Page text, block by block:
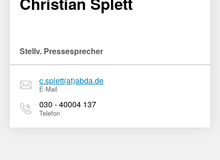
Stellv. Pressesprecher
c.splett(at)abda.de
E-Mail
030 - 40004 137
Telefon